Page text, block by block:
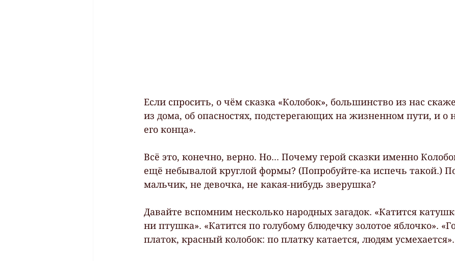
Если спросить, о чём сказка «Колобок», большинство из нас
из дома, об опасностях, подстерегающих на жизненном пути, и о
его конца».
Всё это, конечно, верно. Но... Почему герой сказки именно
ещё небывалой круглой формы? (Попробуйте-ка испечь такой.)
мальчик, не девочка, не какая-нибудь зверушка?
Давайте вспомним несколько народных загадок. «Катится
ни птушка». «Катится по голубому блюдечку золотое яблочко».
платок, красный колобок: по платку катается, людям усмехается».